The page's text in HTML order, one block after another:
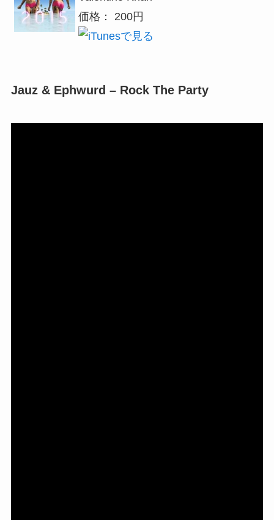
価格： 200円
Jauz & Ephwurd – Rock The Party